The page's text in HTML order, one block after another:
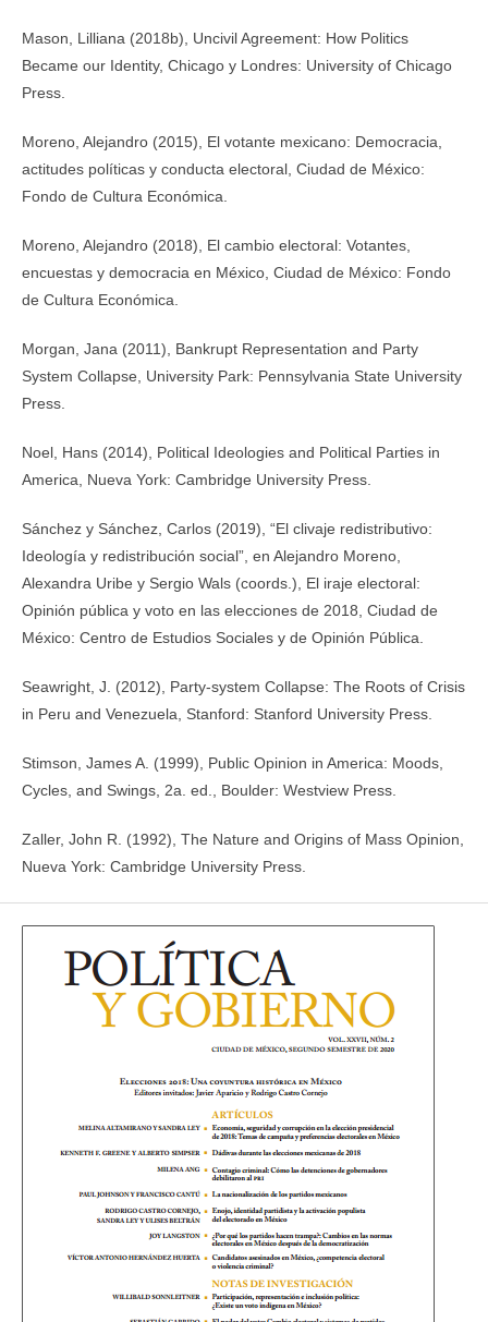
Mason, Lilliana (2018b), Uncivil Agreement: How Politics
Became our Identity, Chicago y Londres: University of Chicago
Press.
Moreno, Alejandro (2015), El votante mexicano: Democracia,
actitudes políticas y conducta electoral, Ciudad de México:
Fondo de Cultura Económica.
Moreno, Alejandro (2018), El cambio electoral: Votantes,
encuestas y democracia en México, Ciudad de México: Fondo
de Cultura Económica.
Morgan, Jana (2011), Bankrupt Representation and Party
System Collapse, University Park: Pennsylvania State University
Press.
Noel, Hans (2014), Political Ideologies and Political Parties in
America, Nueva York: Cambridge University Press.
Sánchez y Sánchez, Carlos (2019), “El clivaje redistributivo:
Ideología y redistribución social”, en Alejandro Moreno,
Alexandra Uribe y Sergio Wals (coords.), El iraje electoral:
Opinión pública y voto en las elecciones de 2018, Ciudad de
México: Centro de Estudios Sociales y de Opinión Pública.
Seawright, J. (2012), Party-system Collapse: The Roots of Crisis
in Peru and Venezuela, Stanford: Stanford University Press.
Stimson, James A. (1999), Public Opinion in America: Moods,
Cycles, and Swings, 2a. ed., Boulder: Westview Press.
Zaller, John R. (1992), The Nature and Origins of Mass Opinion,
Nueva York: Cambridge University Press.